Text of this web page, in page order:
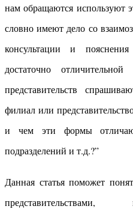
нам обращаются
словно имеют дело со
консультации и
достаточно
представительств
филиал или
и чем эти формы
подразделений и т.д.?”
Данная статья поможет